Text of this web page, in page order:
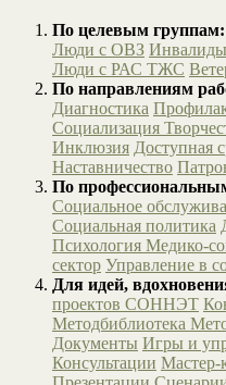
По целевым группам:
Люди с ОВЗ Инвалиды
Люди с РАС ТЖС
По направлениям
Диагностика
Социализация
Инклюзия Доступная
Наставничество
По
Социальное
Социальная политика
Психология Медико-
сектор Управление в
Для идей,
проектов СОННЭТ
Методбиблиотека
Документы Игры и
Консультации Мастер-